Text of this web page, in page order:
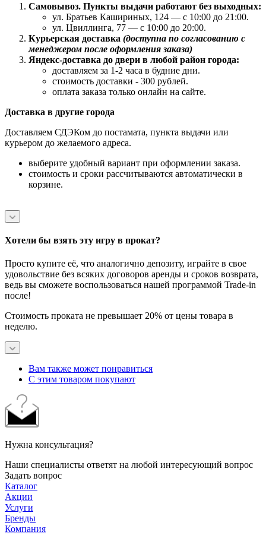
Самовывоз. Пункты выдачи работают без выходных:
ул. Братьев Кашириных, 124 — с 10:00 до 21:00.
ул. Цвиллинга, 77 — с 10:00 до 20:00.
Курьерская доставка (доступна по согласованию с
менеджером после оформления заказа)
Яндекс-доставка до двери в любой район города:
доставляем за 1-2 часа в будние дни.
стоимость доставки - 300 рублей.
оплата заказа только онлайн на сайте.
Доставка в другие города
Доставляем СДЭКом до постамата, пункта выдачи или
курьером до желаемого адреса.
выберите удобный вариант при оформлении заказа.
стоимость и сроки рассчитываются автоматически в
корзине.
Хотели бы взять эту игру в прокат?
Просто купите её, что аналогично депозиту, играйте в свое
удовольствие без всяких договоров аренды и сроков возврата,
ведь вы сможете воспользоваться нашей программой Trade-in
после!
Стоимость проката не превышает 20% от цены товара в
неделю.
Вам также может понравиться
С этим товаром покупают
Нужна консультация?
Наши специалисты ответят на любой интересующий вопрос
Задать вопрос
Каталог
Акции
Услуги
Бренды
Компания